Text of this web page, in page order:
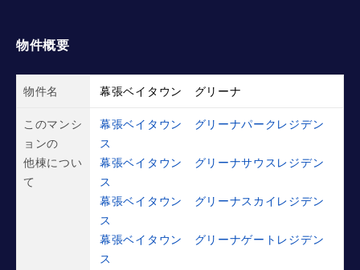
物件概要
物件名 幕張ベイタウン グリーナ
このマンシ
ョンの
他棟につい
て
幕張ベイタウン グリーナパークレジデン
ス
幕張ベイタウン グリーナサウスレジデン
ス
幕張ベイタウン グリーナスカイレジデン
ス
幕張ベイタウン グリーナゲートレジデン
ス